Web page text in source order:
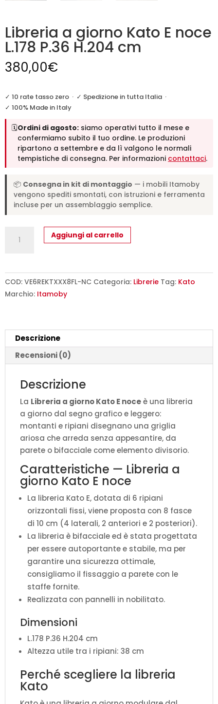
Libreria a giorno Kato E noce
L.178 P.36 H.204 cm
380,00€
✓ 10 rate tasso zero · ✓ Spedizione in tutta Italia ·
✓ 100% Made in Italy
🗓️Ordini di agosto: siamo operativi tutto il mese e
confermiamo subito il tuo ordine. Le produzioni
ripartono a settembre e da lì valgono le normali
tempistiche di consegna. Per informazioni contattaci.
📦 Consegna in kit di montaggio — i mobili Itamoby
vengono spediti smontati, con istruzioni e ferramenta
incluse per un assemblaggio semplice.
E
noce
H.204
cm
quantità
Aggiungi al carrello
COD: VE6REKTXXX8FL-NC Categoria: Librerie Tag: Kato
Marchio: Itamoby
Descrizione
Recensioni (0)
Descrizione
La Libreria a giorno Kato E noceè una libreria
a giorno dal segno grafico e leggero:
montanti e ripiani disegnano una griglia
ariosa che arreda senza appesantire, da
parete o bifacciale come elemento divisorio.
Caratteristiche — Libreria a
giorno Kato E noce
La libreria Kato E, dotata di 6 ripiani
orizzontali fissi, viene proposta con 8 fasce
di 10 cm (4 laterali, 2 anteriori e 2 posteriori).
La libreria è bifacciale ed è stata progettata
per essere autoportante e stabile, ma per
garantire una sicurezza ottimale,
consigliamo il fissaggio a parete con le
staffe fornite.
Realizzata con pannelli in nobilitato.
Dimensioni
L.178 P.36 H.204 cm
Altezza utile tra i ripiani: 38 cm
Perché scegliere la libreria
Kato